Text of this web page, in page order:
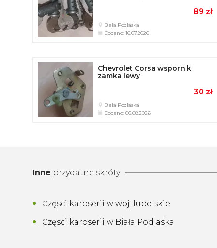
89 zł
Biała Podlaska
Dodano: 16.07.2026
Chevrolet Corsa wspornik
zamka lewy
30 zł
Biała Podlaska
Dodano: 06.08.2026
Inne przydatne skróty
Częsci karoserii w woj. lubelskie
Częsci karoserii w Biała Podlaska